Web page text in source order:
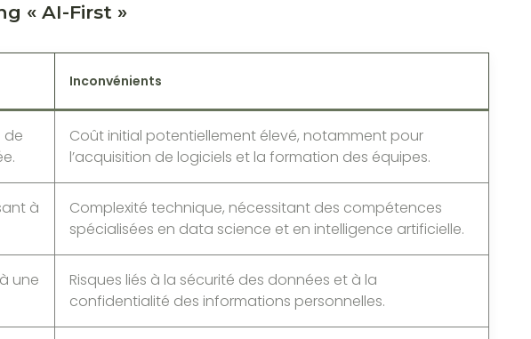
« AI-First »
Inconvénients
de
Coût initial potentiellement élevé, notamment pour
l’acquisition de logiciels et la formation des équipes.
à
Complexité technique, nécessitant des compétences
spécialisées en data science et en intelligence artificielle.
une
Risques liés à la sécurité des données et à la
confidentialité des informations personnelles.